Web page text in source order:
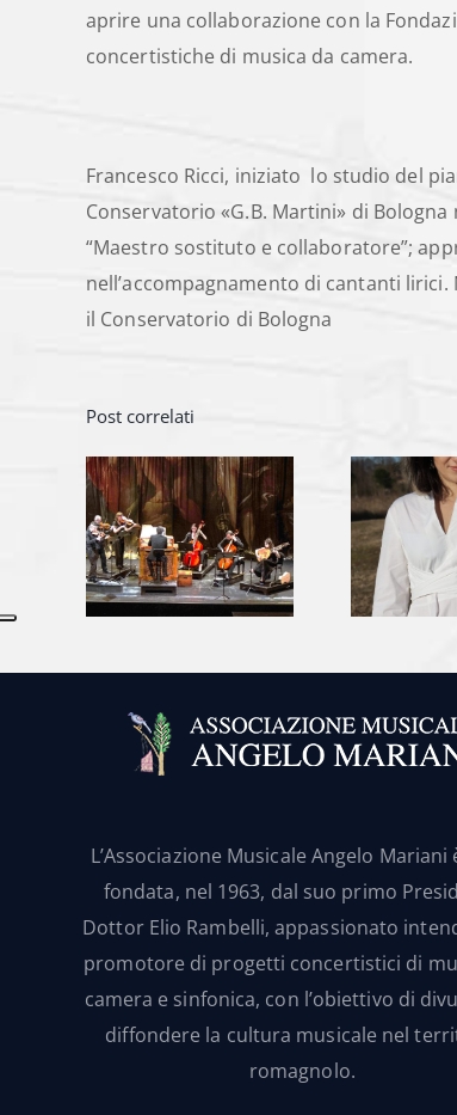
aprire una collaborazione con la
concertistiche di musica da camera.
Francesco Ricci, iniziato lo studio del
Conservatorio «G.B. Martini» di
“Maestro sostituto e collaboratore”;
nell’accompagnamento di cantanti
il Conservatorio di Bologna
Post correlati
L’Associazione Musicale Angelo Mariani
fondata, nel 1963, dal suo primo
Dottor Elio Rambelli, appassionato
promotore di progetti concertistici di
camera e sinfonica, con l’obiettivo di
diffondere la cultura musicale nel
romagnolo.